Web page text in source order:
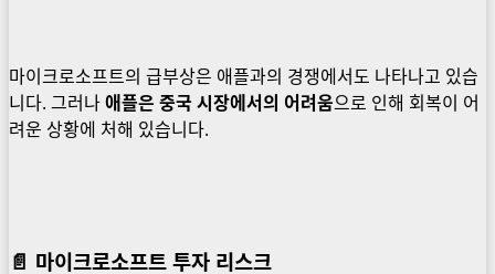
마이크로소프트의 급부상은 애플과의 경쟁에서도 나타나고 있습
니다. 그러나애플은 중국 시장에서의 어려움으로 인해 회복이 어
려운 상황에 처해 있습니다.
📄 마이크로소프트 투자 리스크